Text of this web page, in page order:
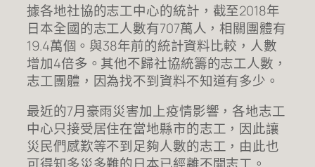
據各地社協的志工中心的統計，截至2018年
日本全國的志工人數有707萬人，相關團體有
19.4萬個。與38年前的統計資料比較，人數
增加4倍多。其他不歸社協統籌的志工人數，
志工團體，因為找不到資料不知道有多少。
最近的7月豪雨災害加上疫情影響，各地志工
中心只接受居住在當地縣市的志工，因此讓
災民們感歎等不到足夠人數的志工，由此也